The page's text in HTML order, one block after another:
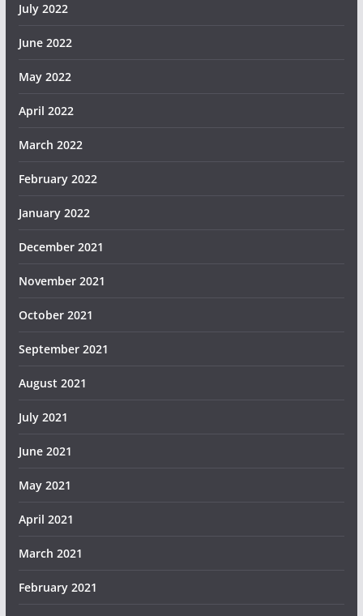
July 2022
June 2022
May 2022
April 2022
March 2022
February 2022
January 2022
December 2021
November 2021
October 2021
September 2021
August 2021
July 2021
June 2021
May 2021
April 2021
March 2021
February 2021